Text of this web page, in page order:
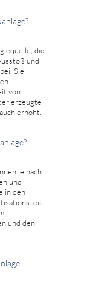
die
und
Sie
von
erzeugte
erhöht.
je nach
und
in den
und den